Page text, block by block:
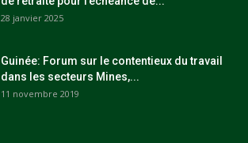
28 janvier 2025
Guinée: Forum sur le contentieux du travail
dans les secteurs Mines,...
11 novembre 2019